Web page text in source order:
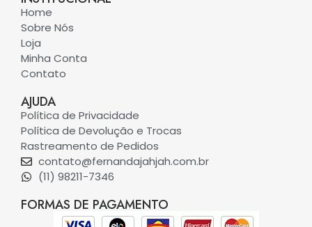
Home
Sobre Nós
Loja
Minha Conta
Contato
AJUDA
Política de Privacidade
Política de Devolução e Trocas
Rastreamento de Pedidos
contato@fernandajahjah.com.br
(11) 98211-7346
FORMAS DE PAGAMENTO